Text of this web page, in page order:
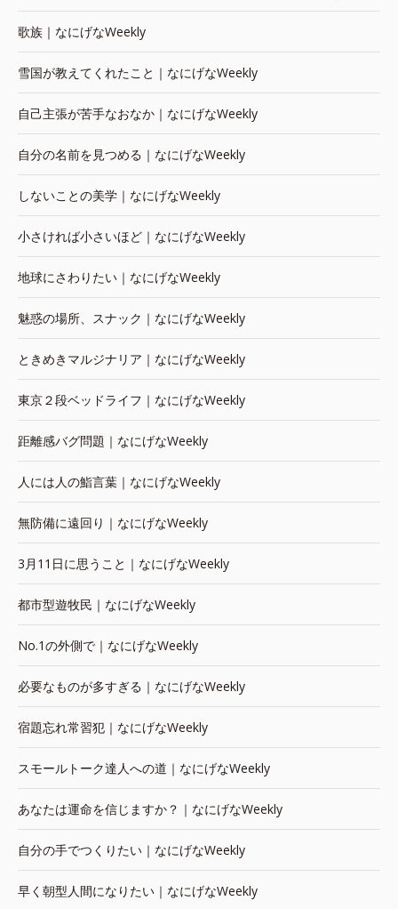
歌族｜なにげなWeekly
雪国が教えてくれたこと｜なにげなWeekly
自己主張が苦手なおなか｜なにげなWeekly
自分の名前を見つめる｜なにげなWeekly
しないことの美学｜なにげなWeekly
小さければ小さいほど｜なにげなWeekly
地球にさわりたい｜なにげなWeekly
魅惑の場所、スナック｜なにげなWeekly
ときめきマルジナリア｜なにげなWeekly
東京２段ベッドライフ｜なにげなWeekly
距離感バグ問題｜なにげなWeekly
人には人の鮨言葉｜なにげなWeekly
無防備に遠回り｜なにげなWeekly
3月11日に思うこと｜なにげなWeekly
都市型遊牧民｜なにげなWeekly
No.1の外側で｜なにげなWeekly
必要なものが多すぎる｜なにげなWeekly
宿題忘れ常習犯｜なにげなWeekly
スモールトーク達人への道｜なにげなWeekly
あなたは運命を信じますか？｜なにげなWeekly
自分の手でつくりたい｜なにげなWeekly
早く朝型人間になりたい｜なにげなWeekly